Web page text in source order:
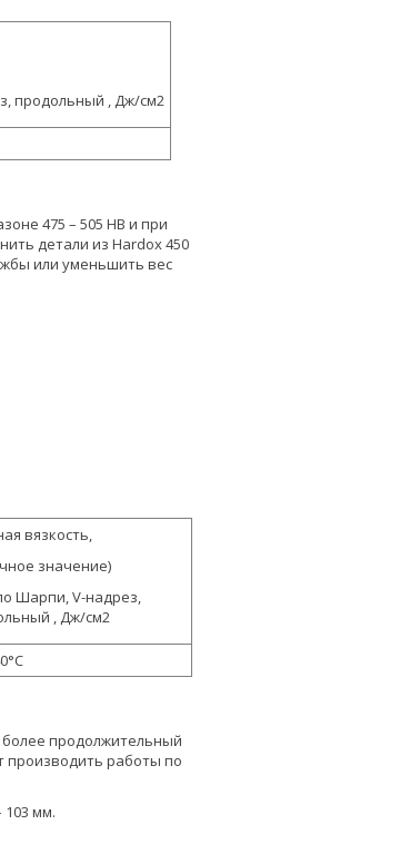
продольный , Дж/см2
475 – 505 HB и при
детали из Hardox 450
или уменьшить вес
вязкость,
значение)
Шарпи, V-надрез,
, Дж/см2
более продолжительный
производить работы по
103 мм.